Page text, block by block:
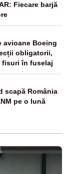
Fiecare barjă
avioane Boeing
obligatorii,
fisuri în fuselaj
scapă România
pe o lună